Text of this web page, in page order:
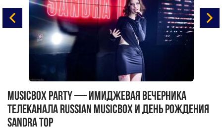
MUSICBOX PARTY — имиджевая вечерника
телеканала RUSSIAN MUSICBOX и день рождения
Sandra Top